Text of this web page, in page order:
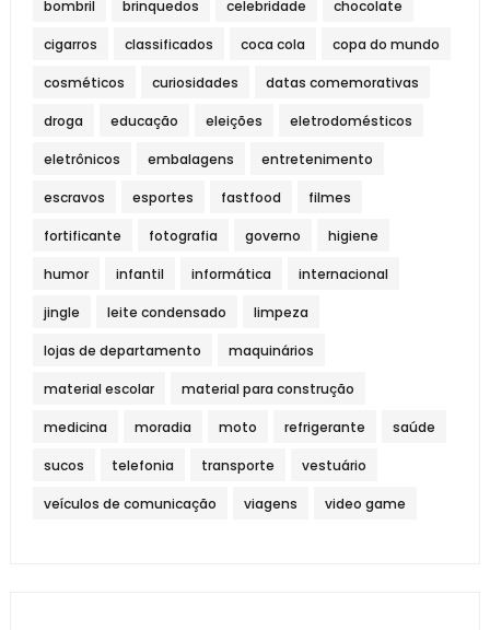
bombril brinquedos celebridade chocolate
cigarros classificados coca cola copa do mundo
cosméticos curiosidades datas comemorativas
droga educação eleições eletrodomésticos
eletrônicos embalagens entretenimento
escravos esportes fastfood filmes
fortificante fotografia governo higiene
humor infantil informática internacional
jingle leite condensado limpeza
lojas de departamento maquinários
material escolar material para construção
medicina moradia moto refrigerante saúde
sucos telefonia transporte vestuário
veículos de comunicação viagens video game